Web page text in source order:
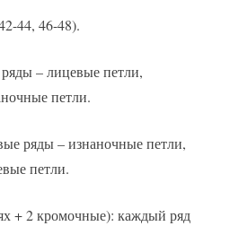
44, 46-48).
– лицевые петли,
петли.
ряды – изнаночные петли,
петли.
+ 2 кромочные): каждый ряд